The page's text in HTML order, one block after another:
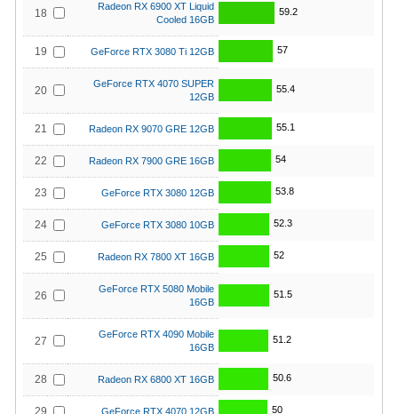
18
Radeon RX 6900 XT Liquid
Cooled 16GB
59.2
19 GeForce RTX 3080 Ti 12GB 57
20
GeForce RTX 4070 SUPER
12GB
55.4
21 Radeon RX 9070 GRE 12GB 55.1
22 Radeon RX 7900 GRE 16GB 54
23 GeForce RTX 3080 12GB 53.8
24 GeForce RTX 3080 10GB 52.3
25 Radeon RX 7800 XT 16GB 52
26
GeForce RTX 5080 Mobile
16GB
51.5
27
GeForce RTX 4090 Mobile
16GB
51.2
28 Radeon RX 6800 XT 16GB 50.6
29 GeForce RTX 4070 12GB 50